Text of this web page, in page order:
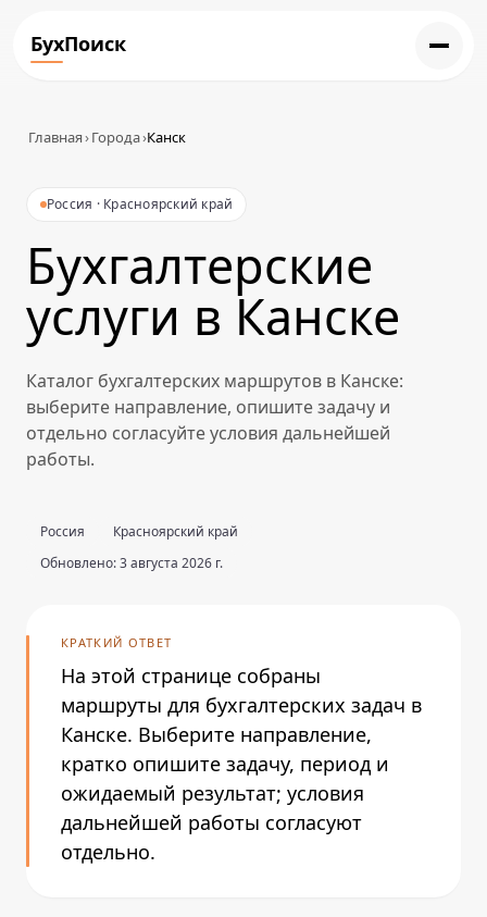
БухПоиск
Главная›Города›Канск
Россия · Красноярский край
Бухгалтерские
услуги в Канске
Каталог бухгалтерских маршрутов в Канске:
выберите направление, опишите задачу и
отдельно согласуйте условия дальнейшей
работы.
Россия
Красноярский край
Обновлено: 3 августа 2026 г.
КРАТКИЙ ОТВЕТ
На этой странице собраны
маршруты для бухгалтерских задач в
Канске. Выберите направление,
кратко опишите задачу, период и
ожидаемый результат; условия
дальнейшей работы согласуют
отдельно.